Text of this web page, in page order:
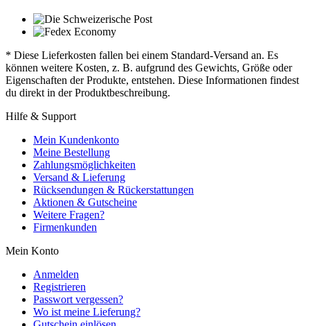
* Diese Lieferkosten fallen bei einem Standard-Versand an. Es
können weitere Kosten, z. B. aufgrund des Gewichts, Größe oder
Eigenschaften der Produkte, entstehen. Diese Informationen findest
du direkt in der Produktbeschreibung.
Hilfe & Support
Mein Kundenkonto
Meine Bestellung
Zahlungsmöglichkeiten
Versand & Lieferung
Rücksendungen & Rückerstattungen
Aktionen & Gutscheine
Weitere Fragen?
Firmenkunden
Mein Konto
Anmelden
Registrieren
Passwort vergessen?
Wo ist meine Lieferung?